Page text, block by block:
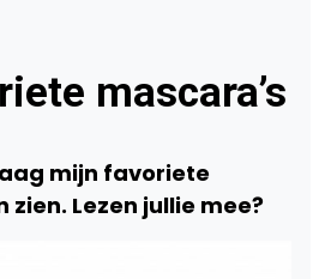
mascara’s
mijn favoriete
zien. Lezen jullie mee?